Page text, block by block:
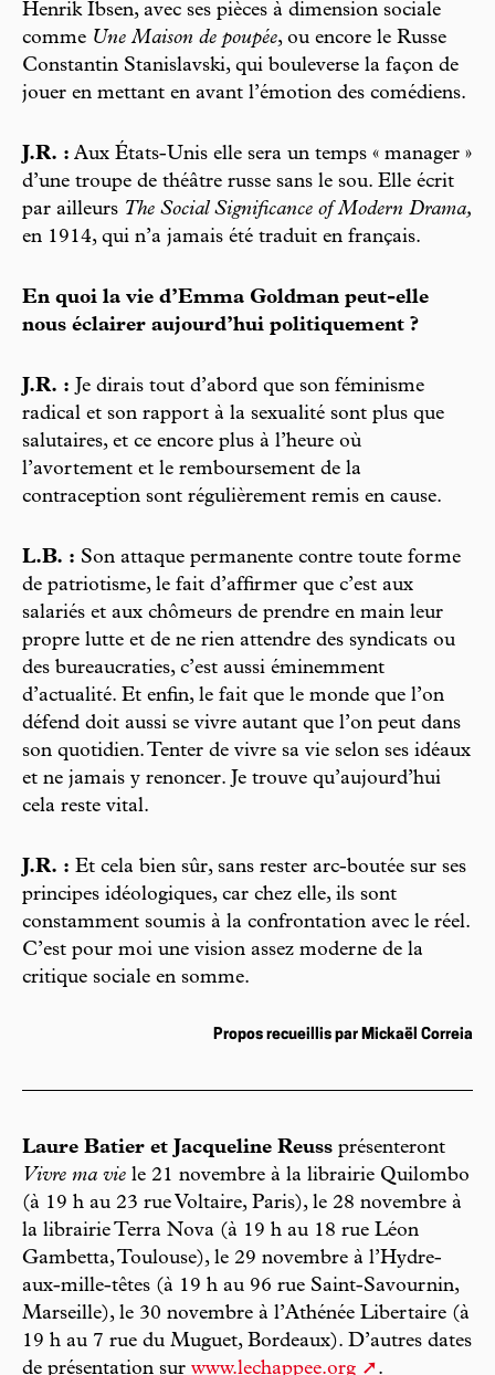
Henrik Ibsen, avec ses pièces à dimension sociale
comme Une Maison de poupée, ou encore le Russe
Constantin Stanislavski, qui bouleverse la façon de
jouer en mettant en avant l’émotion des comédiens.
J.R. : Aux États-Unis elle sera un temps « manager »
d’une troupe de théâtre russe sans le sou. Elle écrit
par ailleurs The Social Significance of Modern Drama,
en 1914, qui n’a jamais été traduit en français.
En quoi la vie d’Emma Goldman peut-elle
nous éclairer aujourd’hui politiquement ?
J.R. : Je dirais tout d’abord que son féminisme
radical et son rapport à la sexualité sont plus que
salutaires, et ce encore plus à l’heure où
l’avortement et le remboursement de la
contraception sont régulièrement remis en cause.
L.B. : Son attaque permanente contre toute forme
de patriotisme, le fait d’affirmer que c’est aux
salariés et aux chômeurs de prendre en main leur
propre lutte et de ne rien attendre des syndicats ou
des bureaucraties, c’est aussi éminemment
d’actualité. Et enfin, le fait que le monde que l’on
défend doit aussi se vivre autant que l’on peut dans
son quotidien. Tenter de vivre sa vie selon ses idéaux
et ne jamais y renoncer. Je trouve qu’aujourd’hui
cela reste vital.
J.R. : Et cela bien sûr, sans rester arc-boutée sur ses
principes idéologiques, car chez elle, ils sont
constamment soumis à la confrontation avec le réel.
C’est pour moi une vision assez moderne de la
critique sociale en somme.
Propos recueillis par Mickaël Correia
Laure Batier et Jacqueline Reuss présenteront
Vivre ma vie le 21 novembre à la librairie Quilombo
(à 19 h au 23 rue Voltaire, Paris), le 28 novembre à
la librairie Terra Nova (à 19 h au 18 rue Léon
Gambetta, Toulouse), le 29 novembre à l’Hydre-
aux-mille-têtes (à 19 h au 96 rue Saint-Savournin,
Marseille), le 30 novembre à l’Athénée Libertaire (à
19 h au 7 rue du Muguet, Bordeaux). D’autres dates
de présentation sur www.lechappee.org .